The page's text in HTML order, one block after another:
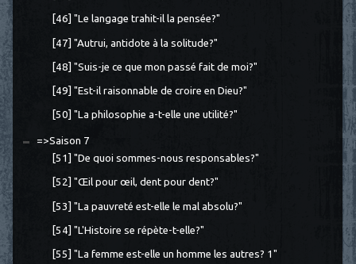
[46] "Le langage trahit-il la pensée?"
[47] "Autrui, antidote à la solitude?"
[48] "Suis-je ce que mon passé fait de moi?"
[49] "Est-il raisonnable de croire en Dieu?"
[50] "La philosophie a-t-elle une utilité?"
=>Saison 7
[51] "De quoi sommes-nous responsables?"
[52] "Œil pour œil, dent pour dent?"
[53] "La pauvreté est-elle le mal absolu?"
[54] "L'Histoire se répète-t-elle?"
[55] "La femme est-elle un homme les autres? 1"